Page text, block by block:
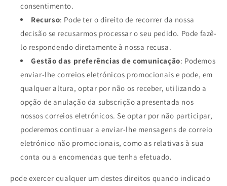
consentimento.
Recurso: Pode ter o direito de recorrer da nossa
decisão se recusarmos processar o seu pedido. Pode fazê-
lo respondendo diretamente à nossa recusa.
Gestão das preferências de comunicação: Podemos
enviar-lhe correios eletrónicos promocionais e pode, em
qualquer altura, optar por não os receber, utilizando a
opção de anulação da subscrição apresentada nos
nossos correios eletrónicos. Se optar por não participar,
poderemos continuar a enviar-lhe mensagens de correio
eletrónico não promocionais, como as relativas à sua
conta ou a encomendas que tenha efetuado.
pode exercer qualquer um destes direitos quando indicado